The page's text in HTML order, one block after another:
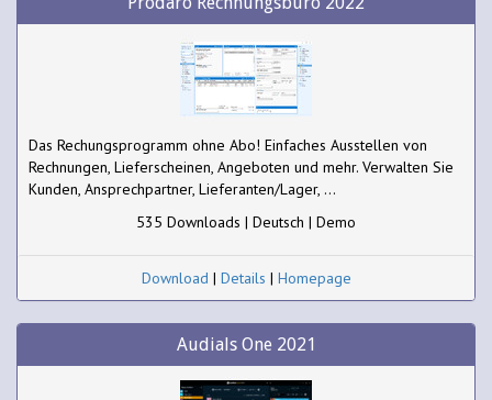
Das Rechungsprogramm ohne Abo! Einfaches Ausstellen von
Rechnungen, Lieferscheinen, Angeboten und mehr. Verwalten Sie
Kunden, Ansprechpartner, Lieferanten/Lager, ...
535 Downloads | Deutsch | Demo
Download | Details | Homepage
Audials One 2021